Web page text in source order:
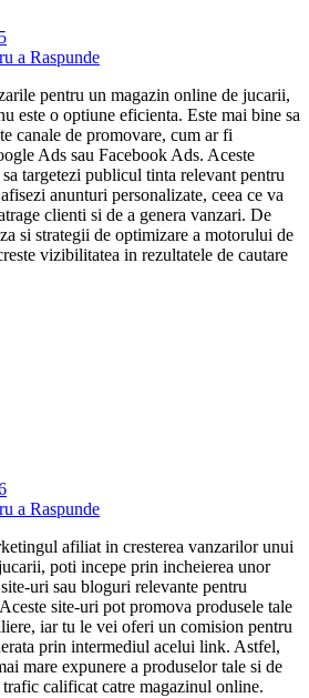
a Raspunde
pentru un magazin online de jucarii,
este o optiune eficienta. Este mai bine sa
canale de promovare, cum ar fi
Ads sau Facebook Ads. Aceste
targetezi publicul tinta relevant pentru
anunturi personalizate, ceea ce va
clienti si de a genera vanzari. De
si strategii de optimizare a motorului de
vizibilitatea in rezultatele de cautare
a Raspunde
afiliat in cresterea vanzarilor unui
poti incepe prin incheierea unor
uri sau bloguri relevante pentru
site-uri pot promova produsele tale
iar tu le vei oferi un comision pentru
prin intermediul acelui link. Astfel,
mare expunere a produselor tale si de
calificat catre magazinul online.